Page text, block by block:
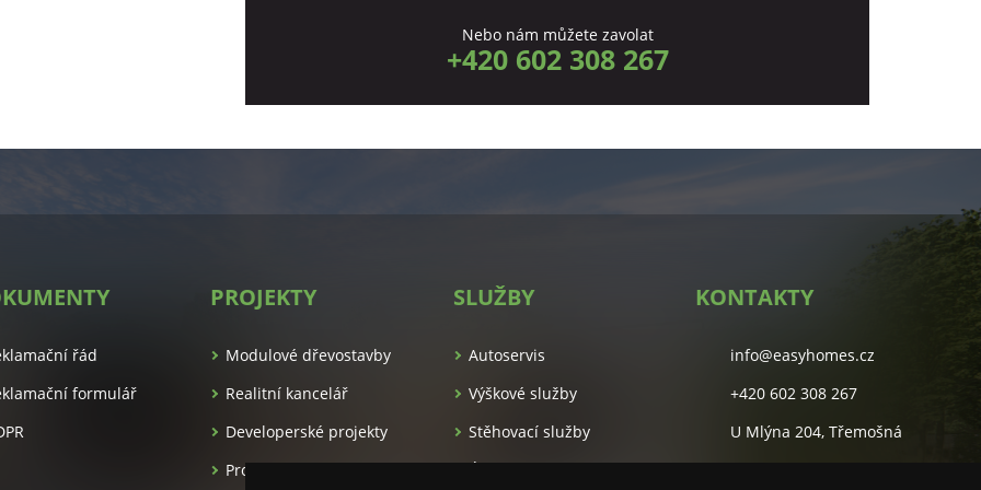
Nebo nám můžete zavolat
+420 602 308 267
řád
formulář
PROJEKTY
Modulové dřevostavby
Realitní kancelář
Developerské projekty
Pronájem apartmánů
SLUŽBY
Autoservis
Výškové služby
Stěhovací služby
Úklidové služby
KONTAKTY
info@easyhomes.cz
+420 602 308 267
U Mlýna 204, Třemošná
Studentská 55A, Plzeň